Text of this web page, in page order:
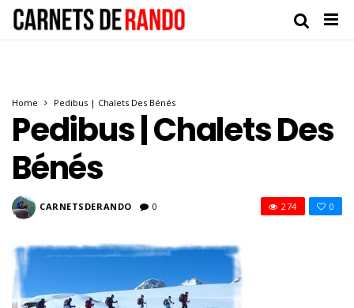
Home Pedibus | Chalets Des Bénés
Pedibus | Chalets Des
Bénés
CARNETSDERANDO 0 0
274